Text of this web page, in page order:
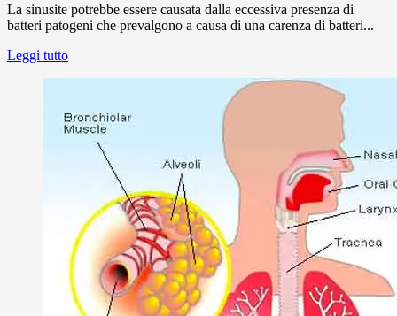
La sinusite potrebbe essere causata dalla eccessiva presenza di
batteri patogeni che prevalgono a causa di una carenza di batteri...
Leggi tutto